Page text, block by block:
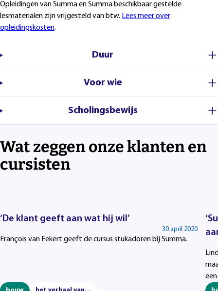
Opleidingen van Summa en Summa beschikbaar gestelde
lesmaterialen zijn vrijgesteld van btw. Lees meer over
opleidingskosten.
Duur
Voor wie
Scholingsbewijs
Wat zeggen onze klanten en
cursisten
‘De klant geeft aan wat hij wil’
30 april 2020
François van Eekert geeft de cursus stukadoren bij Summa.